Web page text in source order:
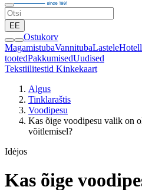
EE
Ostukorv
MagamistubaVannitubaLastele
tootedPakkumisedUudised
Tekstiilitestid Kinkekaart
Algus
Tinklaraštis
Voodipesu
Kas õige voodipesu valik on
võitlemisel?
Idėjos
Kas õige